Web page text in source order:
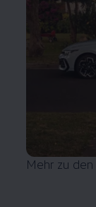
Mehr zu den